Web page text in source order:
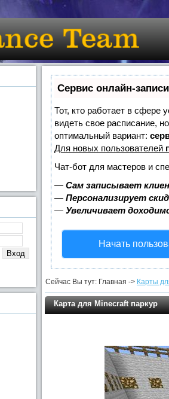
Сервис онлайн-
Тот, кто работает в сфере
видеть свое расписание,
оптимальный вариант:
Для новых пользователей
Чат-бот для мастеров и
— Сам записывает
— Персонализирует
— Увеличивает
Начать
Сейчас Вы тут: Главная -> Карты
Карта для Minecraft паркур